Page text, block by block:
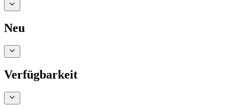
Neu
Verfügbarkeit